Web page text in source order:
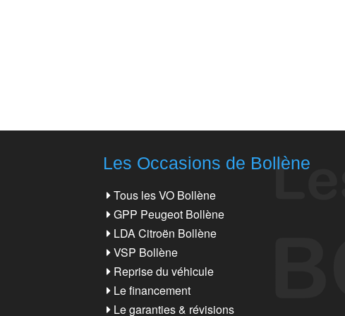
Les Occasions de Bollène
Tous les VO Bollène
GPP Peugeot Bollène
LDA Citroën Bollène
VSP Bollène
Reprise du véhicule
Le financement
Le garanties & révisions